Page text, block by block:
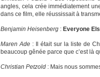
angles, cela crée immédiatement
dans ce film, elle réussissait à
Benjamin Heisenberg : Everyone
Maren Ade: Il était sur la liste de
beaucoup gênée parce que c’est là
Christian Petzold : Mais nous